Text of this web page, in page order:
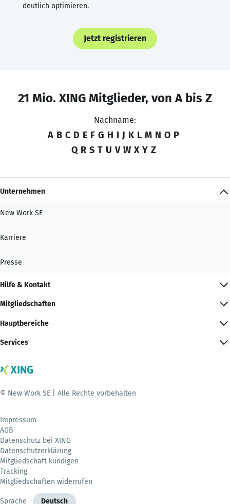
deutlich optimieren.
Jetzt registrieren
21 Mio. XING Mitglieder, von A bis Z
Nachname:
A B C D E F G H I J K L M N O P
Q R S T U V W X Y Z
Unternehmen
New Work SE
Karriere
Presse
Hilfe & Kontakt
Mitgliedschaften
Hauptbereiche
Services
© New Work SE | Alle Rechte vorbehalten
Impressum
AGB
Datenschutz bei XING
Datenschutzerklärung
Mitgliedschaft kündigen
Tracking
Mitgliedschaften widerrufen
Sprache Deutsch